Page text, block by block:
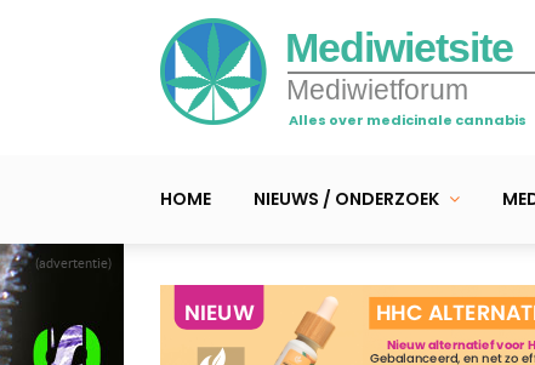
(advertentie)
Mediwietsite
Mediwietforum
Alles over medicinale cannabis
HOME NIEUWS / ONDERZOEK
Video – 4